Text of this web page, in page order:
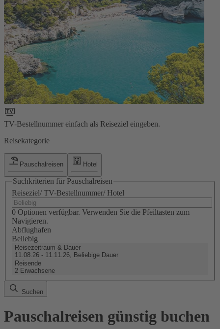
TV-Bestellnummer einfach als Reiseziel eingeben.
Reisekategorie
Pauschalreisen Hotel
Suchkriterien für Pauschalreisen
Reiseziel/ TV-Bestellnummer/ Hotel
0 Optionen verfügbar. Verwenden Sie die Pfeiltasten zum
Navigieren.
Abflughafen
Beliebig
Reisezeitraum & Dauer
11.08.26 - 11.11.26, Beliebige Dauer
Reisende
2 Erwachsene
Suchen
Pauschalreisen günstig buchen